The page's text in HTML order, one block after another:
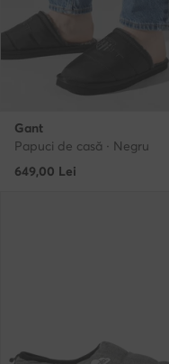
Gant
Papuci de casă · Negru
649,00 Lei